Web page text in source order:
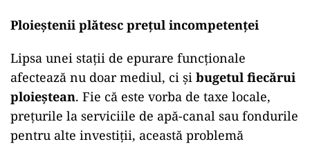
Ploieștenii plătesc prețul incompetenței
Lipsa unei stații de epurare funcționale
afectează nu doar mediul, ci și bugetul fiecărui
ploieștean. Fie că este vorba de taxe locale,
prețurile la serviciile de apă-canal sau fondurile
pentru alte investiții, această problemă